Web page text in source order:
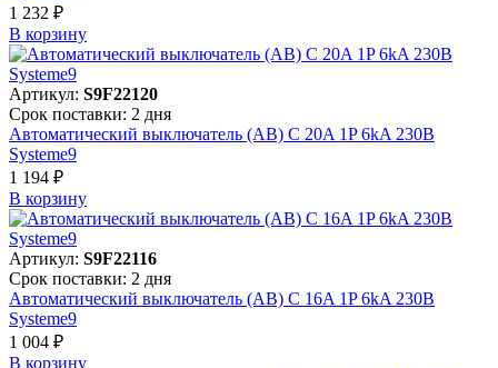
1 232 ₽
В корзинy
Артикул: S9F22120
Срок поставки: 2 дня
Автоматический выключатель (АВ) C 20A 1P 6kA 230В
Systeme9
1 194 ₽
В корзинy
Артикул: S9F22116
Срок поставки: 2 дня
Автоматический выключатель (АВ) C 16A 1P 6kA 230В
Systeme9
1 004 ₽
В корзинy